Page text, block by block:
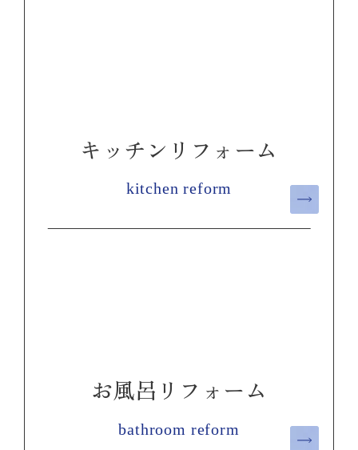
キッチンリフォーム
kitchen reform
お風呂リフォーム
bathroom reform